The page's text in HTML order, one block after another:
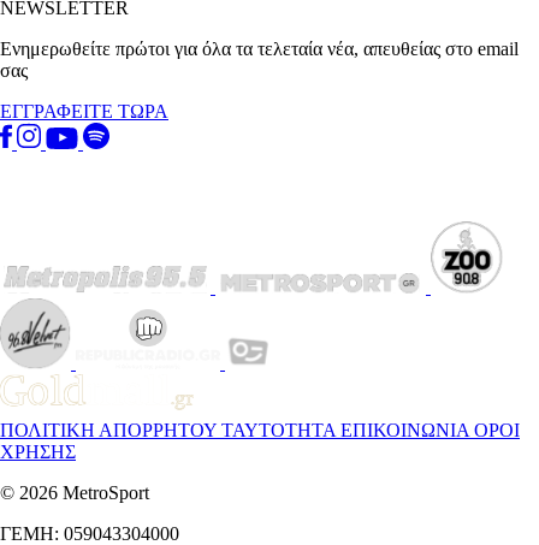
NEWSLETTER
Ενημερωθείτε πρώτοι για όλα τα τελεταία νέα, απευθείας στο email
σας
ΕΓΓΡΑΦΕΙΤΕ ΤΩΡΑ
ΠΟΛΙΤΙΚΗ ΑΠΟΡΡΗΤΟΥ ΤΑΥΤΟΤΗΤΑ ΕΠΙΚΟΙΝΩΝΙΑ ΟΡΟΙ
ΧΡΗΣΗΣ
© 2026 MetroSport
ΓΕΜΗ: 059043304000